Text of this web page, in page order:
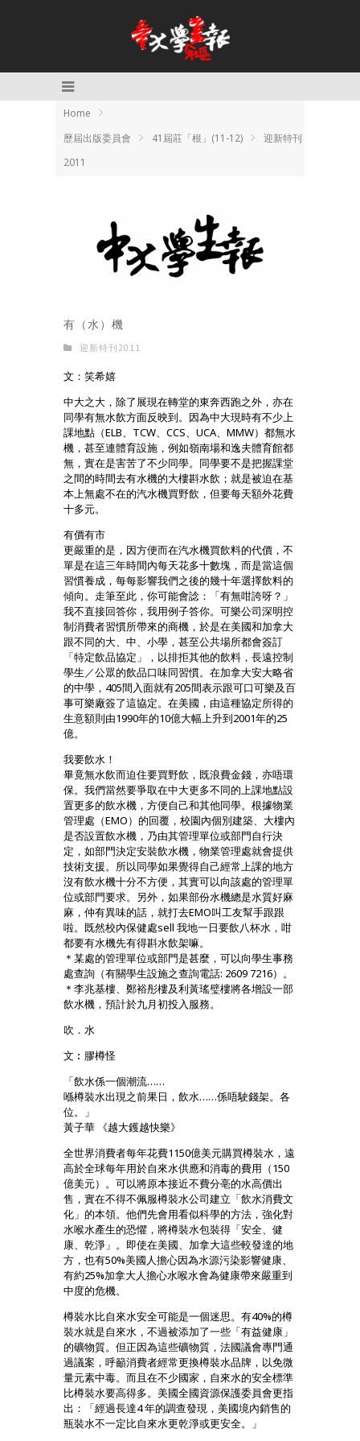
Home
歷屆出版委員會
41屆莊「根」(11-12)
迎新特刊
2011
有（水）機
迎新特刊2011
文：笑希嬉
中大之大，除了展現在轉堂的東奔西跑之外，亦在
同學有無水飲方面反映到。因為中大現時有不少上
課地點（ELB、TCW、CCS、UCA、MMW）都無水
機，甚至連體育設施，例如嶺南場和逸夫體育館都
無，實在是害苦了不少同學。同學要不是把握課堂
之間的時間去有水機的大樓斟水飲；就是被迫在基
本上無處不在的汽水機買野飲，但要每天額外花費
十多元。
有價有市
更嚴重的是，因方便而在汽水機買飲料的代價，不
單是在這三年時間內每天花多十數塊，而是當這個
習慣養成，每每影響我們之後的幾十年選擇飲料的
傾向。走筆至此，你可能會諗：「有無咁誇呀？」
我不直接回答你，我用例子答你。可樂公司深明控
制消費者習慣所帶來的商機，於是在美國和加拿大
跟不同的大、中、小學，甚至公共場所都會簽訂
「特定飲品協定」，以排拒其他的飲料，長遠控制
學生／公眾的飲品口味同習慣。在加拿大安大略省
的中學，405間入面就有205間表示跟可口可樂及百
事可樂廠簽了這協定。在美國，由這種協定所得的
生意額則由1990年的10億大幅上升到2001年的25
億。
我要飲水！
畢竟無水飲而迫住要買野飲，既浪費金錢，亦唔環
保。我們當然要爭取在中大更多不同的上課地點設
置更多的飲水機，方便自己和其他同學。根據物業
管理處（EMO）的回覆，校園內個別建築、大樓內
是否設置飲水機，乃由其管理單位或部門自行決
定，如部門決定安裝飲水機，物業管理處就會提供
技術支援。所以同學如果覺得自己經常上課的地方
沒有飲水機十分不方便，其實可以向該處的管理單
位或部門要求。另外，如果部份水機總是水質好麻
麻，仲有異味的話，就打去EMO叫工友幫手跟跟
啦。既然校內保健處sell 我地一日要飲八杯水，咁
都要有水機先有得斟水飲架嘛。
＊某處的管理單位或部門是甚麼，可以向學生事務
處查詢（有關學生設施之查詢電話: 2609 7216）。
＊李兆基樓、鄭裕彤樓及利黃瑤璧樓將各增設一部
飲水機，預計於九月初投入服務。
吹．水
文︰膠樽怪
「飲水係一個潮流……
喺樽裝水出現之前果日，飲水……係唔駛錢架。各
位。」
黃子華 《越大鑊越快樂》
全世界消費者每年花費1150億美元購買樽裝水，遠
高於全球每年用於自來水供應和消毒的費用（150
億美元）。可以將原本接近不費分亳的水高價出
售，實在不得不佩服樽裝水公司建立「飲水消費文
化」的本領。他們先會用看似科學的方法，強化對
水喉水產生的恐懼，將樽裝水包裝得「安全、健
康、乾淨」。即使在美國、加拿大這些較發達的地
方，也有50%美國人擔心因為水源污染影響健康、
有約25%加拿大人擔心水喉水會為健康帶來嚴重到
中度的危機。
樽裝水比自來水安全可能是一個迷思。有40%的樽
裝水就是自來水，不過被添加了一些「有益健康」
的礦物質。但正因為這些礦物質，法國議會專門通
過議案，呼籲消費者經常更換樽裝水品牌，以免微
量元素中毒。而且在不少國家，自來水的安全標準
比樽裝水要高得多。美國全國資源保護委員會更指
出：「經過長達4 年的調查發現，美國境內銷售的
瓶裝水不一定比自來水更乾淨或更安全。」